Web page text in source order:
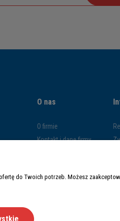
O nas
O firmie
Kontakt i dane firmy
do Twoich potrzeb. Możesz